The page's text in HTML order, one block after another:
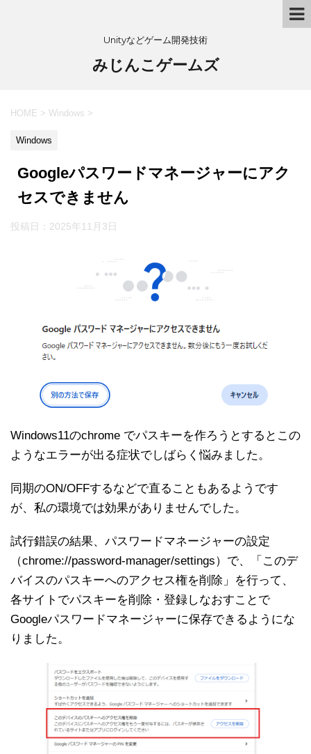
Unityなどゲーム開発技術
みじんこゲームズ
HOME > Windows >
Windows
Googleパスワードマネージャーにアク
セスできません
投稿日： 2025年11月3日
Windows11のchrome でパスキーを作ろうとするとこの
ようなエラーが出る症状でしばらく悩みました。
同期のON/OFFするなどで直ることもあるようです
が、私の環境では効果がありませんでした。
試行錯誤の結果、パスワードマネージャーの設定
（chrome://password-manager/settings）で、「このデ
バイスのパスキーへのアクセス権を削除」を行って、
各サイトでパスキーを削除・登録しなおすことで
Googleパスワードマネージャーに保存できるようにな
りました。